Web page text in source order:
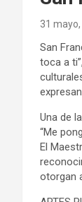
31
San
toca a
Una de
“Me
El
otorgan